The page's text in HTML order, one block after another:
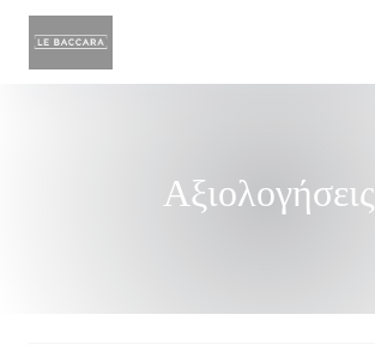
Πίνακας διαχείρισης "Μπισκότων" (Cookies)
Αξιολογήσεις